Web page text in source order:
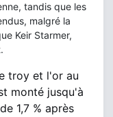
tandis que les
malgré la
Keir Starmer,
troy et l'or au
monté jusqu'à
1,7 % après